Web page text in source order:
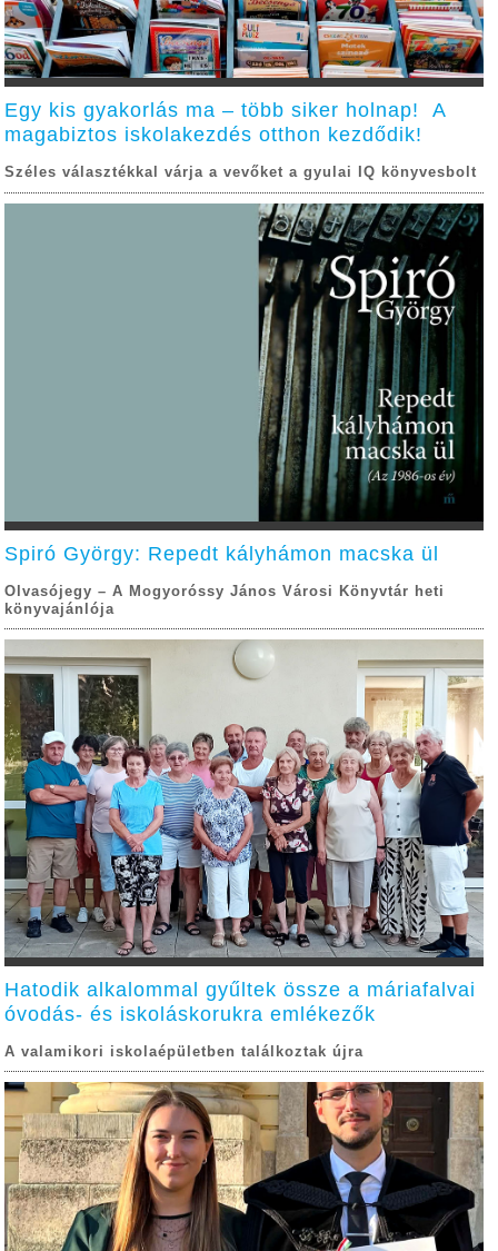
Egy kis gyakorlás ma – több siker holnap! A
magabiztos iskolakezdés otthon kezdődik!
Széles választékkal várja a vevőket a gyulai IQ könyvesbolt
Spiró György: Repedt kályhámon macska ül
Olvasójegy – A Mogyoróssy János Városi Könyvtár heti
könyvajánlója
Hatodik alkalommal gyűltek össze a máriafalvai
óvodás- és iskoláskorukra emlékezők
A valamikori iskolaépületben találkoztak újra